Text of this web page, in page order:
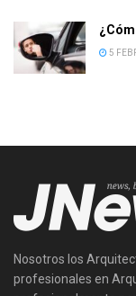
5
Nosotros los
profesionales en